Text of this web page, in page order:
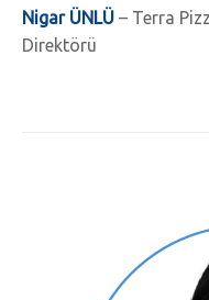
Nigar ÜNLÜ – Terra
Direktörü